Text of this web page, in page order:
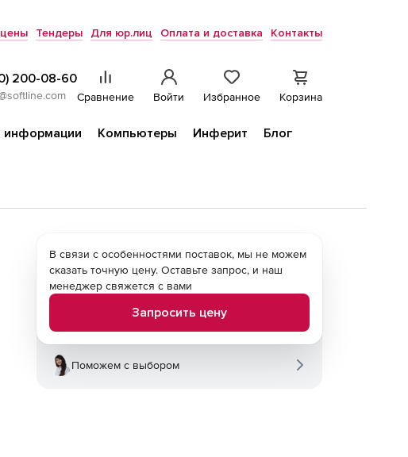
Тендеры Для юр.лиц Оплата и доставка Контакты
200-08-60
Сравнение Войти Избранное Корзина
информации Компьютеры Инферит
Блог
В связи с особенностями поставок, мы не можем
сказать точную цену. Оставьте запрос, и наш
менеджер свяжется с вами
Запросить цену
Поможем с выбором